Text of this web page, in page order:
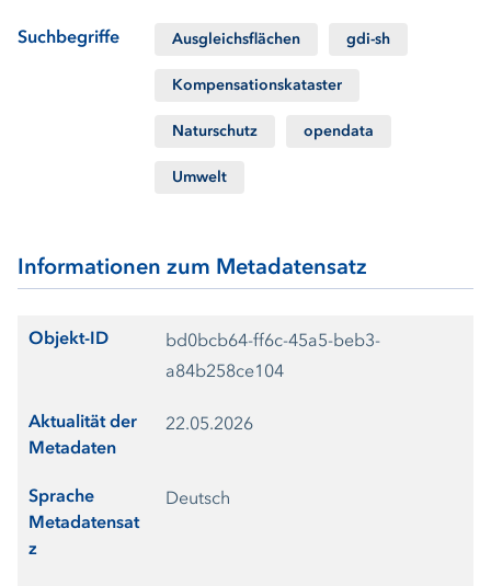
Suchbegriffe Ausgleichsflächen gdi-sh
Kompensationskataster
Naturschutz opendata
Umwelt
Informationen zum Metadatensatz
Objekt-ID
bd0bcb64-ff6c-45a5-beb3-
a84b258ce104
Aktualität der
Metadaten
22.05.2026
Sprache
Metadatensat
z
Deutsch